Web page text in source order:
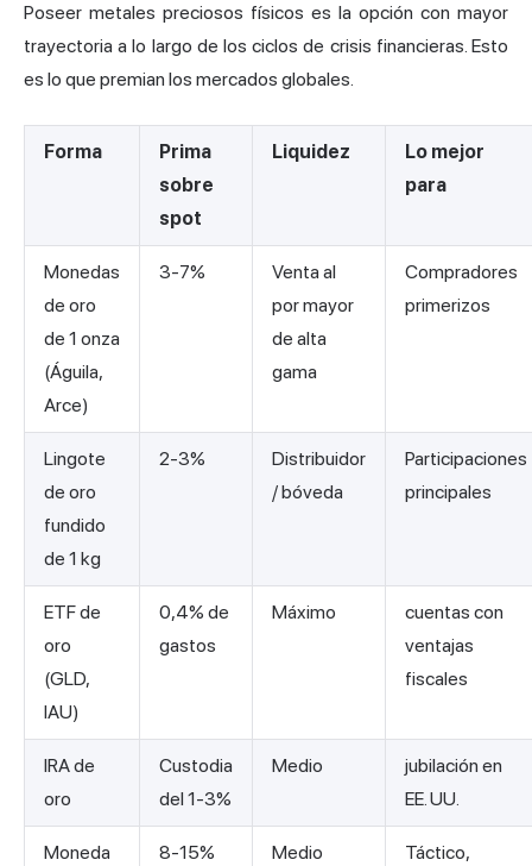
Poseer metales preciosos físicos es la opción con mayor
trayectoria a lo largo de los ciclos de crisis financieras. Esto
es lo que premian los mercados globales.
Forma
Prima
sobre
spot
Liquidez
Lo mejor
para
Monedas
de oro
de 1 onza
(Águila,
Arce)
3-7%
Venta al
por mayor
de alta
gama
Compradores
primerizos
Lingote
de oro
fundido
de 1 kg
2-3%
Distribuidor
/ bóveda
Participaciones
principales
ETF de
oro
(GLD,
IAU)
0,4% de
gastos
Máximo
cuentas con
ventajas
fiscales
IRA de
oro
Custodia
del 1-3%
Medio
jubilación en
EE. UU.
Moneda
8-15% Medio
Táctico,